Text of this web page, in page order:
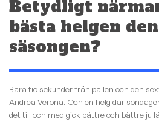
Betydligt
bästa helgen
säsongen?
Bara tio sekunder från pallen och den
Andrea Verona. Och en helg där
det till och med gick bättre och bättre ju